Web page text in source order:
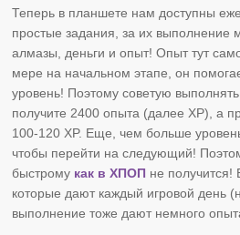
Теперь в планшете нам доступны
простые задания, за их выполнение
алмазы, деньги и опыт! Опыт тут
мере на начальном этапе, он
уровень! Поэтому советую
получите 2400 опыта (далее XP), а
100-120 XP. Еще, чем больше
чтобы перейти на следующий!
быстрому как в ХПОП не получится!
которые дают каждый игровой день
выполнение тоже дают немного